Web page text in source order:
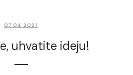
07.04.2021
uhvatite ideju!